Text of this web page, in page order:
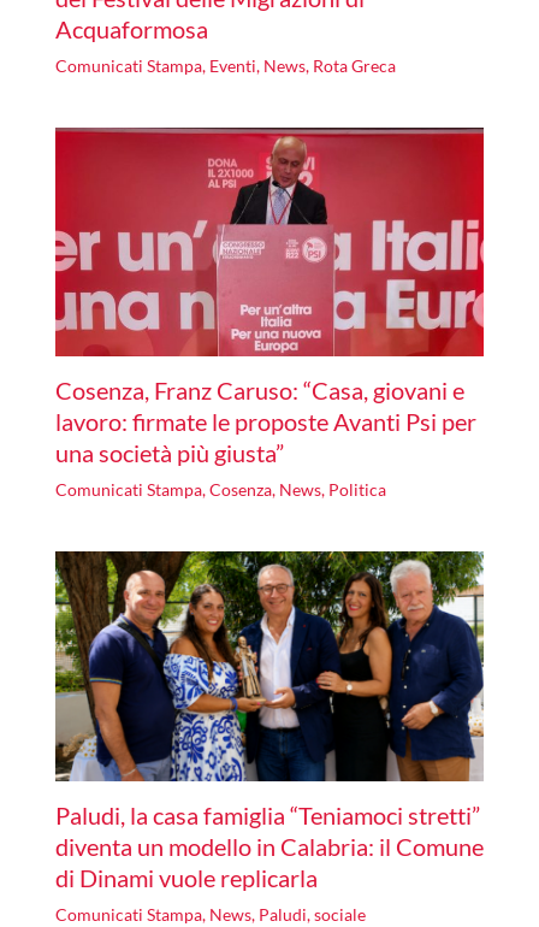
Acquaformosa
Comunicati Stampa, Eventi, News, Rota Greca
Cosenza, Franz Caruso: “Casa, giovani e
lavoro: firmate le proposte Avanti Psi per
una società più giusta”
Comunicati Stampa,Cosenza, News, Politica
Paludi, la casa famiglia “Teniamoci stretti”
diventa un modello in Calabria: il Comune
di Dinami vuole replicarla
Comunicati Stampa, News, Paludi,sociale